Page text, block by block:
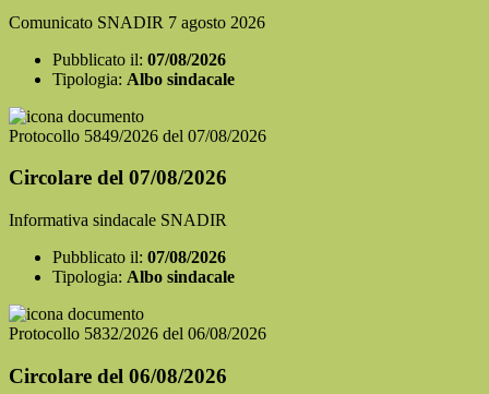
Comunicato SNADIR 7 agosto 2026
Pubblicato il: 07/08/2026
Tipologia: Albo sindacale
Protocollo 5849/2026 del 07/08/2026
Circolare del 07/08/2026
Informativa sindacale SNADIR
Pubblicato il: 07/08/2026
Tipologia: Albo sindacale
Protocollo 5832/2026 del 06/08/2026
Circolare del 06/08/2026